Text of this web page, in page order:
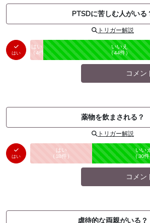
PTSDに苦しむ人がいる
トリガー解説
はい
はい
（ 4件）未投票
いいえ
（44件）
コメン
薬物を飲まされる？
トリガー解説
はい
はい
（ 18件） 未投票
いい
（30
コメン
虐待的な両親がいる？